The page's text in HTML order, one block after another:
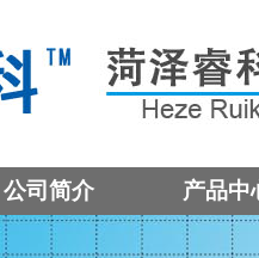
公司简介 产品中